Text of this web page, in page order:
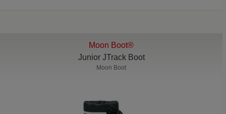
Moon Boot®
Junior JTrack Boot
Moon Boot